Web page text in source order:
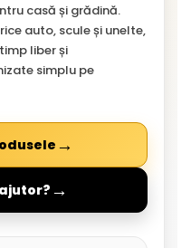
casă și grădină.
auto, scule și unelte,
liber și
simplu pe
→
→